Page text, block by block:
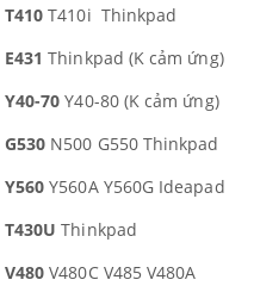
T410 T410i Thinkpad
E431 Thinkpad (K cảm ứng)
Y40-70 Y40-80 (K cảm ứng)
G530 N500 G550 Thinkpad
Y560 Y560A Y560G Ideapad
T430U Thinkpad
V480 V480C V485 V480A